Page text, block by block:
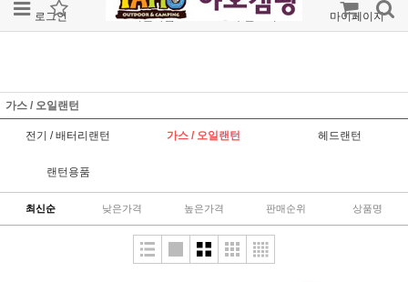
로그인 회원가입 주문조회 마이페이지
가스 / 오일랜턴
전기 / 배터리랜턴 가스 / 오일랜턴 헤드랜턴
랜턴용품
최신순 낮은가격 높은가격 판매순위 상품명